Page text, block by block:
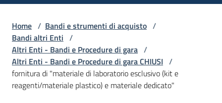
telematici
L'Agenzia
Home / Bandi e strumenti di acquisto /
Bandi altri Enti /
Altri Enti - Bandi e Procedure di gara /
Altri Enti - Bandi e Procedure di gara CHIUSI /
fornitura di "materiale di laboratorio esclusivo (kit e
reagenti/materiale plastico) e materiale dedicato"